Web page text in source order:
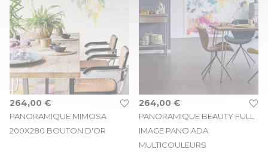
PANORAMIQUE MIMOSA
200X280 BOUTON D'OR
264,00 €
PANORAMIQUE BEAUTY FULL
IMAGE PANO ADA
MULTICOULEURS
264,00 €